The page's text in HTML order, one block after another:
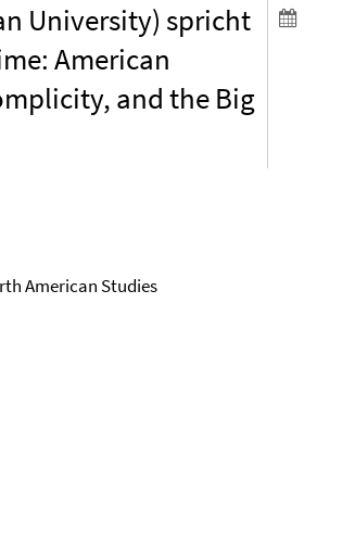
University) spricht
American
and the Big
American Studies